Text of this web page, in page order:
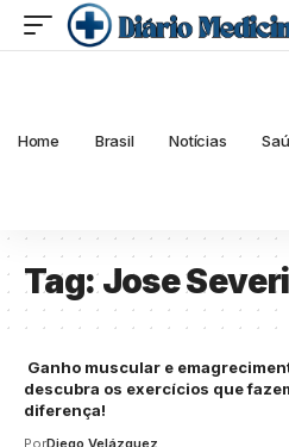
Home Brasil Notícias
Tag:Jose
Ganho muscular e
descubra os exercícios que
diferença!
PorDiego Velázquez